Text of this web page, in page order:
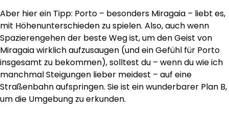
Aber hier ein Tipp: Porto – besonders Miragaia – liebt es,
mit Höhenunterschieden zu spielen. Also, auch wenn
Spazierengehen der beste Weg ist, um den Geist von
Miragaia wirklich aufzusaugen (und ein Gefühl für Porto
insgesamt zu bekommen), solltest du – wenn du wie ich
manchmal Steigungen lieber meidest – auf eine
Straßenbahn aufspringen. Sie ist ein wunderbarer Plan B,
um die Umgebung zu erkunden.